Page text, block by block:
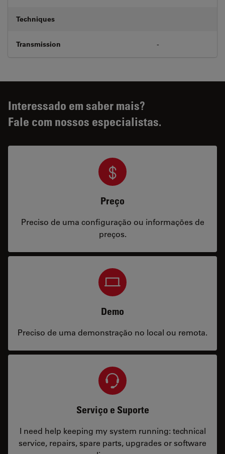
Techniques
Transmission -
Interessado em saber mais?
Fale com nossos especialistas.
Preço
Preciso de uma configuração ou informações de
preços.
Demo
Preciso de uma demonstração no local ou remota.
Serviço e Suporte
I need help keeping my system running: technical
service, repairs, spare parts, upgrades or software